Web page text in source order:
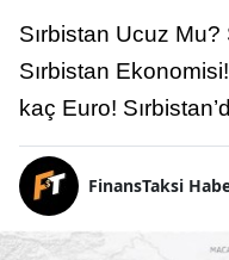
Sırbistan Ucuz
Sırbistan
kaç Euro!
FinansTaksi